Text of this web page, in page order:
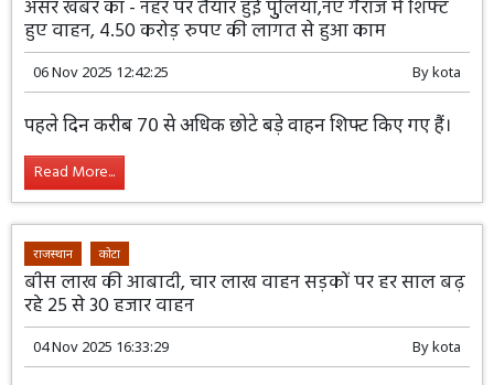
असर खबर का - नहर पर तैयार हुई पुुलिया,नए गैराज में शिफ्ट
हुए वाहन, 4.50 करोड़ रुपए की लागत से हुआ काम
06 Nov 2025 12:42:25 Bykota
पहले दिन करीब 70 से अधिक छोटे बड़े वाहन शिफ्ट किए गए हैं।
Read More...
राजस्थान कोटा
बीस लाख की आबादी, चार लाख वाहन सड़कों पर हर साल बढ़
रहे 25 से 30 हजार वाहन
04 Nov 2025 16:33:29 Bykota